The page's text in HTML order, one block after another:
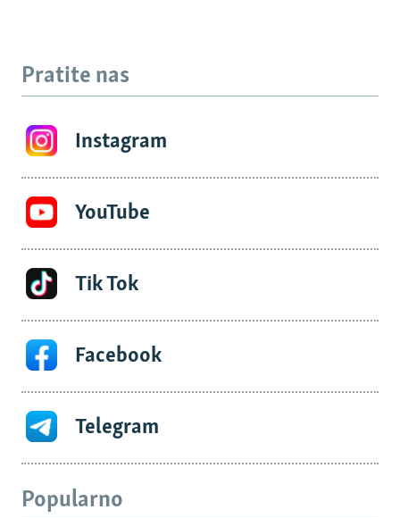
Pratite nas
Instagram
YouTube
Tik Tok
Facebook
Telegram
Popularno